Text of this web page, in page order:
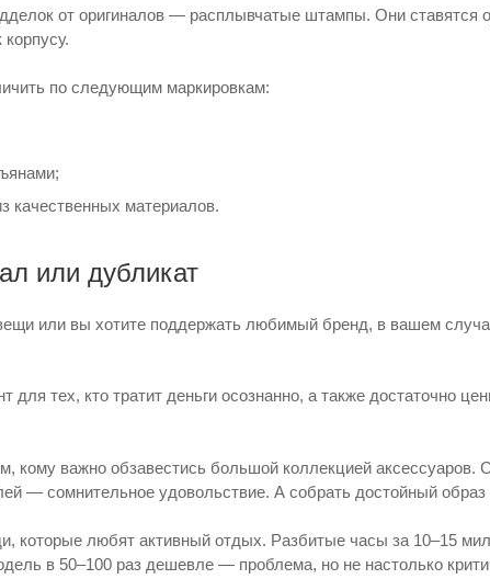
от оригиналов — расплывчатые штампы. Они ставятся
по следующим маркировкам:
качественных материалов.
или дубликат
или вы хотите поддержать любимый бренд, в вашем
тех, кто тратит деньги осознанно, а также достаточно
кому важно обзавестись большой коллекцией аксессуаров.
— сомнительное удовольствие. А собрать достойный
которые любят активный отдых. Разбитые часы за 10–15
в 50–100 раз дешевле — проблема, но не настолько